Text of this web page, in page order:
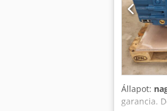
Állapot:
garancia.